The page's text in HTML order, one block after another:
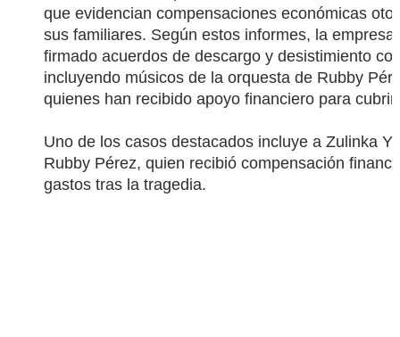
que evidencian compensaciones económicas
sus familiares. Según estos informes, la
firmado acuerdos de descargo y desistimiento
incluyendo músicos de la orquesta de Rubby
quienes han recibido apoyo financiero para
Uno de los casos destacados incluye a Zulinka
Rubby Pérez, quien recibió compensación
gastos tras la tragedia.